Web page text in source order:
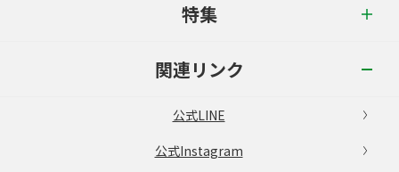
特集
関連リンク
公式LINE
公式Instagram